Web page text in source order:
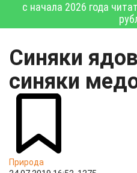
с начала 2026 года
Синяки
синяки
Природа